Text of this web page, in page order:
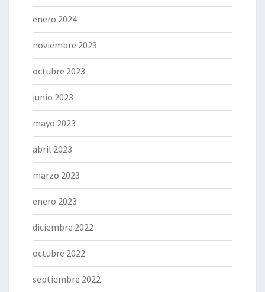
enero 2024
noviembre 2023
octubre 2023
junio 2023
mayo 2023
abril 2023
marzo 2023
enero 2023
diciembre 2022
octubre 2022
septiembre 2022